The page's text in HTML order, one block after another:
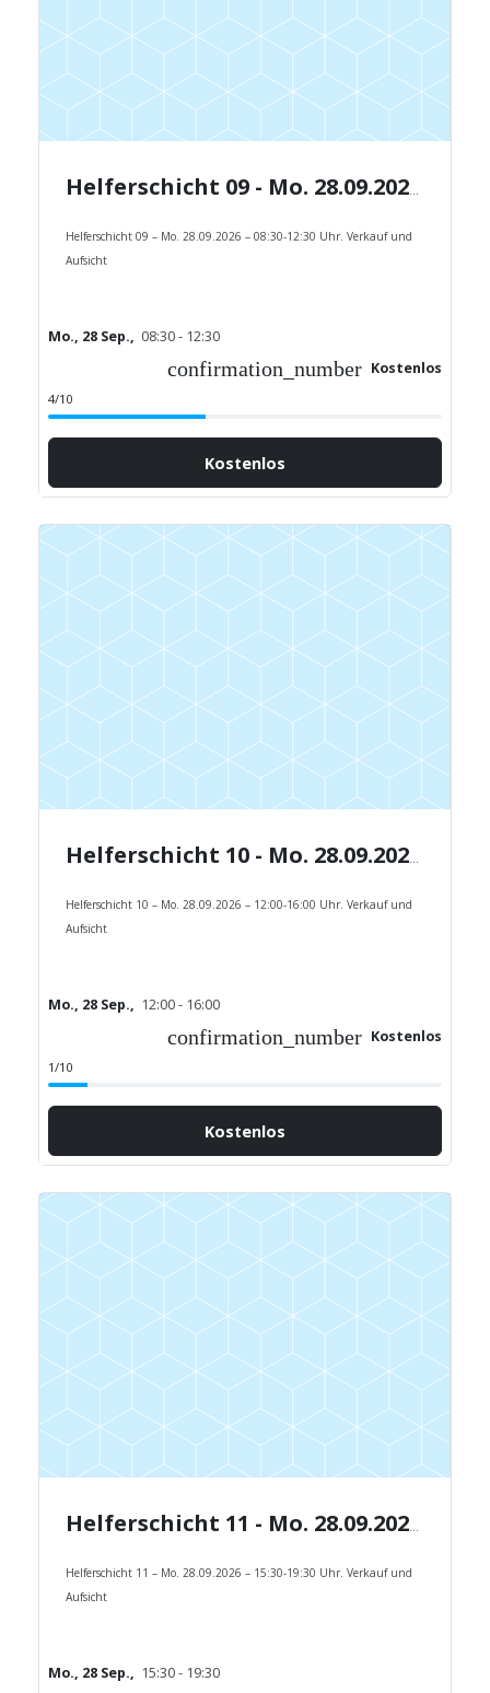
Helferschicht 09 - Mo. 28.09.2026 - 08:30-12:30 Uhr.
Helferschicht 09 – Mo. 28.09.2026 – 08:30-12:30 Uhr. Verkauf und
Aufsicht
Mo., 28 Sep., 08:30 - 12:30
confirmation_number Kostenlos
4/10
Kostenlos
Helferschicht 10 - Mo. 28.09.2026 - 12:00-16:00 Uhr.
Helferschicht 10 – Mo. 28.09.2026 – 12:00-16:00 Uhr. Verkauf und
Aufsicht
Mo., 28 Sep., 12:00 - 16:00
confirmation_number Kostenlos
1/10
Kostenlos
Helferschicht 11 – Mo. 28.09.2026 – 15:30-19:30 Uhr. Verkauf und
Aufsicht
Mo., 28 Sep., 15:30 - 19:30